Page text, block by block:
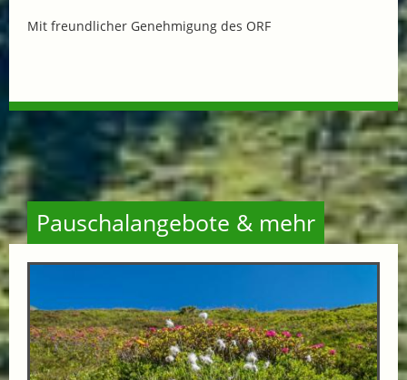
Mit freundlicher Genehmigung des ORF
Pauschalangebote & mehr